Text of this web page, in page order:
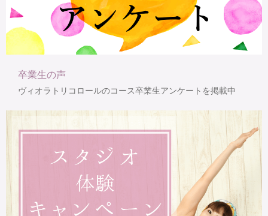
卒業生の声
ヴィオラトリコロールのコース卒業生アンケートを掲載中